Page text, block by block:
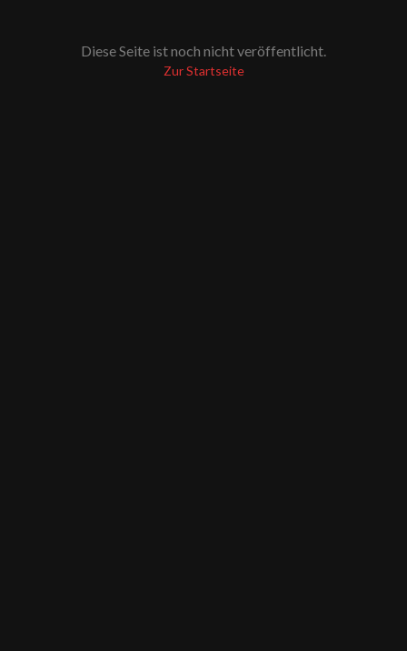
Diese Seite ist noch nicht veröffentlicht.
Zur Startseite